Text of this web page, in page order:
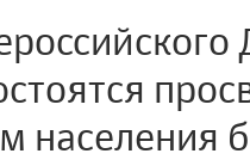
населения